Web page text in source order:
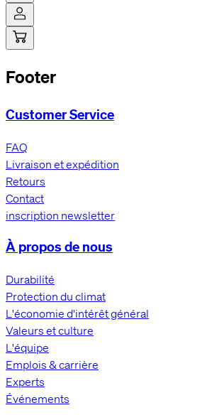
Footer
Customer Service
FAQ
Livraison et expédition
Retours
Contact
inscription newsletter
À propos de nous
Durabilité
Protection du climat
L'économie d'intérêt général
Valeurs et culture
L'équipe
Emplois & carrière
Experts
Événements
Nous utilisons des cookies sur ce site web